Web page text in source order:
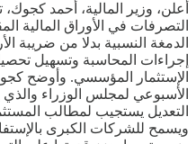
أعلن، وزير المالية، أحمد
التصرفات في الأوراق المالية
الدمغة النسبية بدلا من ضريبة
إجراءات المحاسبة وتسهيل
الإستثمار المؤسسي. وأوضح
الأسبوعي لمجلس الوزراء والذي
التعديل يستجيب لمطالب
ويسمح للشركات الكبرى